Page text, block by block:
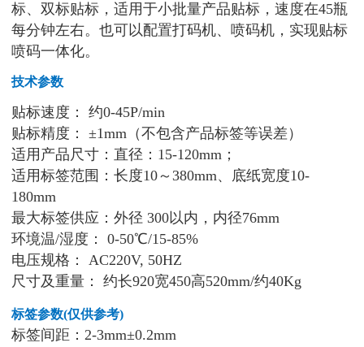
标、双标贴标，适用于小批量产品贴标，速度在45瓶
每分钟左右。也可以配置打码机、喷码机，实现贴标
喷码一体化。
技术参数
贴标速度： 约0-45P/min
贴标精度： ±1mm（不包含产品标签等误差）
适用产品尺寸：直径：15-120mm；
适用标签范围：长度10～380mm、底纸宽度10-
180mm
最大标签供应：外径 300以内，内径76mm
环境温/湿度： 0-50℃/15-85%
电压规格： AC220V, 50HZ
尺寸及重量： 约长920宽450高520mm/约40Kg
标签参数(仅供参考)
标签间距：2-3mm±0.2mm